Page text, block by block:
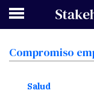
Compromiso
Salud